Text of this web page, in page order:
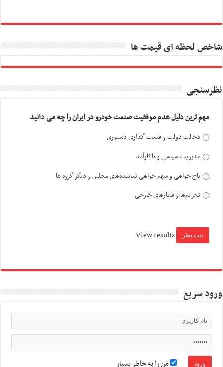
شاخص لحظه ای قیمت ها
نظرسنجی
مهم ترین دلیل عدم موفقیت صنعت خودرو در ایران را چه می دانید
دخالت دولت و قیمت گذاری دستوری
مدیریت سیاسی و ناکارآمد
باج خواهی و سهم خواهی نماینده‌های مجلس و دیگر گروه ها
تحریم‌ها و فشارهای خارجی
View results
ورود سریع
من را به خاطر بسپار